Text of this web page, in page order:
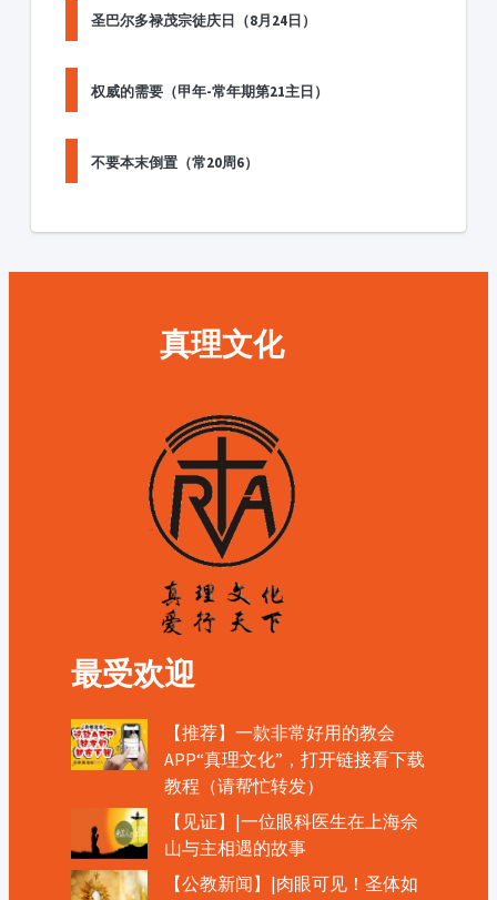
圣巴尔多禄茂宗徒庆日（8月24日）
权威的需要（甲年-常年期第21主日）
不要本末倒置（常20周6）
真理文化
最受欢迎
【推荐】一款非常好用的教会
APP“真理文化”，打开链接看下载
教程（请帮忙转发）
【见证】|一位眼科医生在上海佘
山与主相遇的故事
【公教新闻】|肉眼可见！圣体如